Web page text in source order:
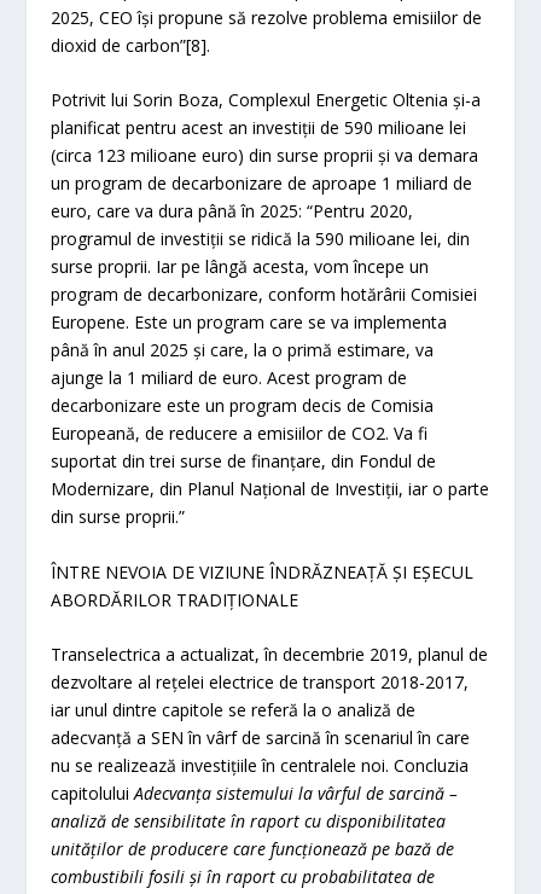
2025, CEO își propune să rezolve problema emisiilor de
dioxid de carbon”[8].
Potrivit lui Sorin Boza, Complexul Energetic Oltenia și-a
planificat pentru acest an investiții de 590 milioane lei
(circa 123 milioane euro) din surse proprii și va demara
un program de decarbonizare de aproape 1 miliard de
euro, care va dura până în 2025: “Pentru 2020,
programul de investiții se ridică la 590 milioane lei, din
surse proprii. Iar pe lângă acesta, vom începe un
program de decarbonizare, conform hotărârii Comisiei
Europene. Este un program care se va implementa
până în anul 2025 și care, la o primă estimare, va
ajunge la 1 miliard de euro. Acest program de
decarbonizare este un program decis de Comisia
Europeană, de reducere a emisiilor de CO2. Va fi
suportat din trei surse de finanțare, din Fondul de
Modernizare, din Planul Național de Investiții, iar o parte
din surse proprii.”
ÎNTRE NEVOIA DE VIZIUNE ÎNDRĂZNEAȚĂ ȘI EȘECUL
ABORDĂRILOR TRADIȚIONALE
Transelectrica a actualizat, în decembrie 2019, planul de
dezvoltare al rețelei electrice de transport 2018-2017,
iar unul dintre capitole se referă la o analiză de
adecvanță a SEN în vârf de sarcină în scenariul în care
nu se realizează investițiile în centralele noi. Concluzia
capitoluluiAdecvanța sistemului la vârful de sarcină –
analiză de sensibilitate în raport cu disponibilitatea
unităților de producere care funcționează pe bază de
combustibili fosili și în raport cu probabilitatea de